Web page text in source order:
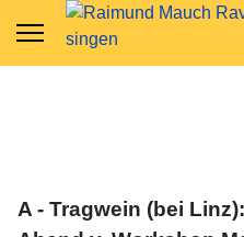
A - Tragwein (bei